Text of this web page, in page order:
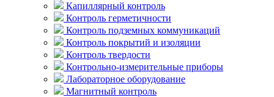
Капиллярный контроль
Контроль герметичности
Контроль подземных коммуникаций
Контроль покрытий и изоляции
Контроль твердости
Контрольно-измерительные приборы
Лабораторное оборудование
Магнитный контроль